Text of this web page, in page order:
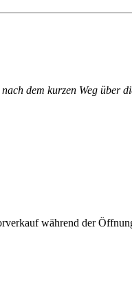
dem kurzen Weg über
während der